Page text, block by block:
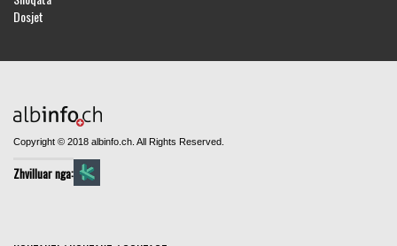
Dosjet
Copyright © 2018 albinfo.ch. All Rights Reserved.
Zhvilluar nga: